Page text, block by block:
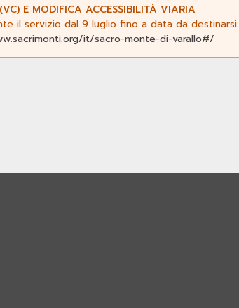
E MODIFICA ACCESSIBILITÀ VIARIA
il servizio dal 9 luglio fino a data da destinarsi.
it/sacro-monte-di-varallo#/